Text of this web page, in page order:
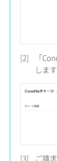
[2]
「
します
[3]
ご請